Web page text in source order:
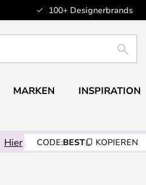
100+ Designerbrands
SUCHE
MARKEN INSPIRATION
Hier CODE:BEST KOPIEREN